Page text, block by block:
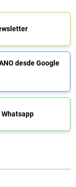
desde Google